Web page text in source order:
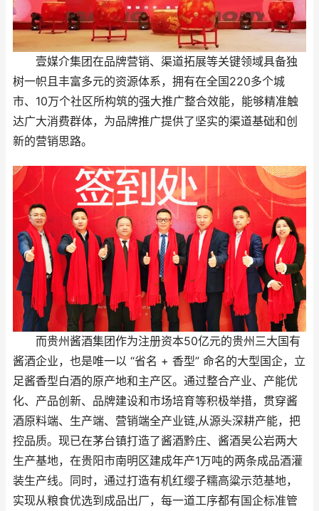
壹媒介集团在品牌营销、渠道拓展等关键领域具备独
树一帜且丰富多元的资源体系，拥有在全国220多个城
市、10万个社区所构筑的强大推广整合效能，能够精准触
达广大消费群体，为品牌推广提供了坚实的渠道基础和创
新的营销思路。
而贵州酱酒集团作为注册资本50亿元的贵州三大国有
酱酒企业，也是唯一以 “省名 + 香型” 命名的大型国企，立
足酱香型白酒的原产地和主产区。通过整合产业、产能优
化、产品创新、品牌建设和市场培育等积极举措，贯穿酱
酒原料端、生产端、营销端全产业链,从源头深耕产能，把
控品质。现已在茅台镇打造了酱酒黔庄、酱酒吴公岩两大
生产基地，在贵阳市南明区建成年产1万吨的两条成品酒灌
装生产线。同时，通过打造有机红缨子糯高粱示范基地，
实现从粮食优选到成品出厂，每一道工序都有国企标准管